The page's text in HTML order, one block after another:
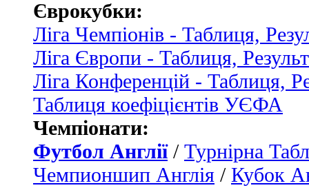
Єврокубки:
Ліга Чемпіонів - Таблиця,
Ліга Європи - Таблиця,
Ліга Конференцій - Таблиця,
Таблиця коефіцієнтів УЄФА
Чемпіонати:
Футбол Англії/ Турнірна
Чемпионшип Англія / Кубок